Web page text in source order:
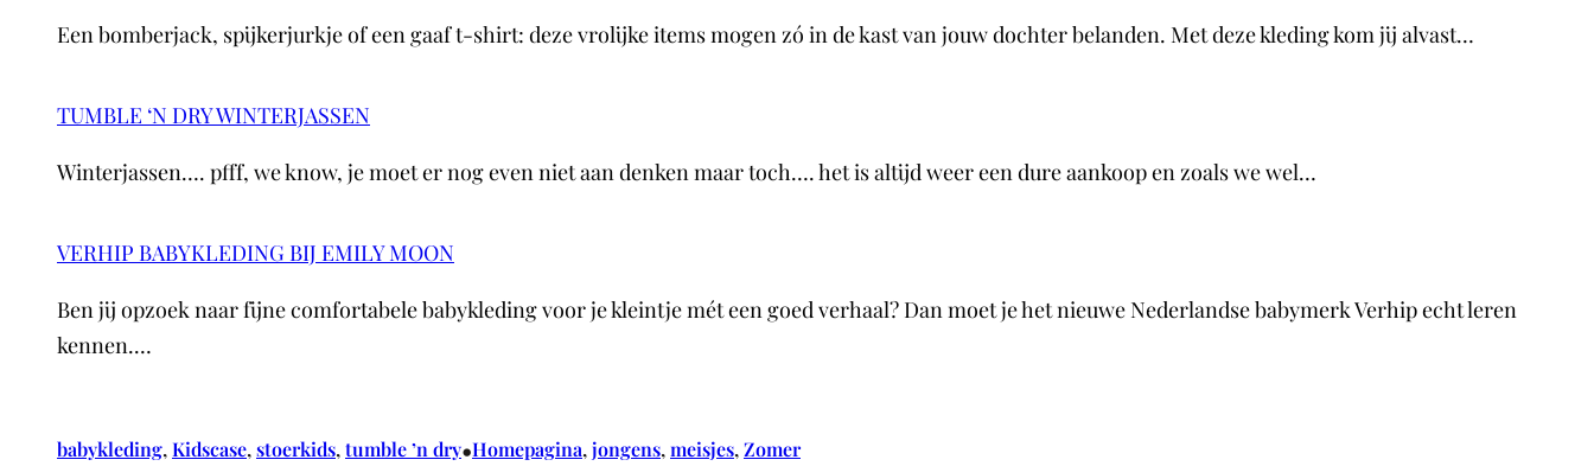
Een bomberjack, spijkerjurkje of een gaaf t-shirt: deze vrolijke items mogen zó in de kast van jouw dochter belanden. Met deze kleding kom jij alvast…
TUMBLE ‘N DRY WINTERJASSEN
Winterjassen…. pfff, we know, je moet er nog even niet aan denken maar toch…. het is altijd weer een dure aankoop en zoals we wel…
VERHIP BABYKLEDING BIJ EMILY MOON
Ben jij opzoek naar fijne comfortabele babykleding voor je kleintje mét een goed verhaal? Dan moet je het nieuwe Nederlandse babymerk Verhip echt leren
kennen.…
babykleding, Kidscase, stoerkids, tumble ’n dry•Homepagina, jongens, meisjes, Zomer